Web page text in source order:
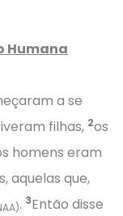
Humana
a se
filhas, 2os
homens eram
aquelas que,
. 3Então disse